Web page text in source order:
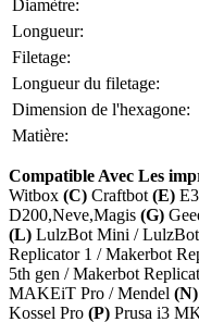
Diamètre:
Longueur:
Filetage:
Longueur du filetage:
Dimension de l'hexagone:
Matière:
Compatible Avec Les
Witbox (C) Craftbot(E)
D200,Neve,Magis (G)
(L) LulzBot Mini /
Replicator 1 / Makerbot
5th gen / Makerbot
MAKEiT Pro / Mendel (N)
Kossel Pro (P) Prusa i3